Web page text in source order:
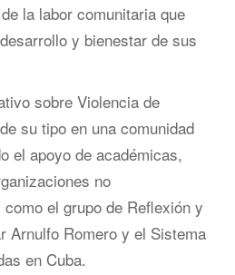
la labor comunitaria que
y bienestar de sus